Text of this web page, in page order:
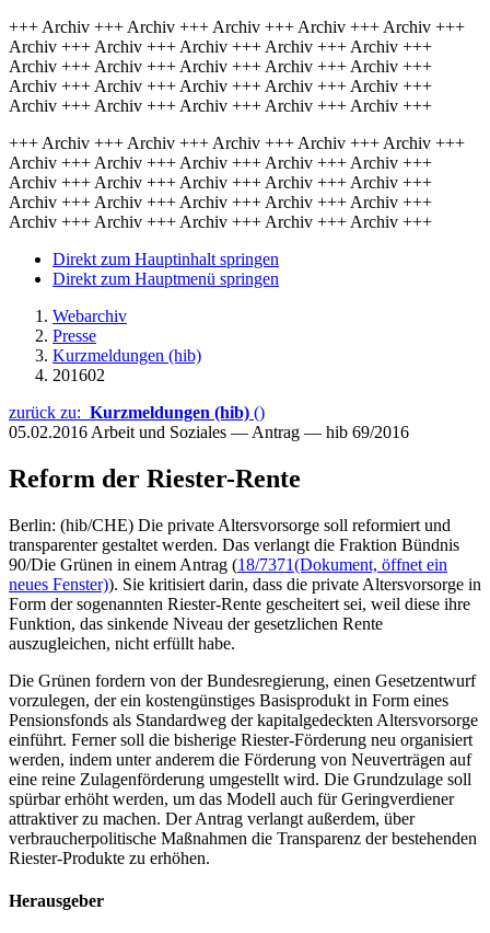
+++ Archiv +++ Archiv +++ Archiv +++ Archiv +++ Archiv +++
Archiv +++ Archiv +++ Archiv +++ Archiv +++ Archiv +++
Archiv +++ Archiv +++ Archiv +++ Archiv +++ Archiv +++
Archiv +++ Archiv +++ Archiv +++ Archiv +++ Archiv +++
Archiv +++ Archiv +++ Archiv +++ Archiv +++ Archiv +++
+++ Archiv +++ Archiv +++ Archiv +++ Archiv +++ Archiv +++
Archiv +++ Archiv +++ Archiv +++ Archiv +++ Archiv +++
Archiv +++ Archiv +++ Archiv +++ Archiv +++ Archiv +++
Archiv +++ Archiv +++ Archiv +++ Archiv +++ Archiv +++
Archiv +++ Archiv +++ Archiv +++ Archiv +++ Archiv +++
Direkt zum Hauptinhalt springen
Direkt zum Hauptmenü springen
Webarchiv
Presse
Kurzmeldungen (hib)
201602
zurück zu: Kurzmeldungen (hib) ()
05.02.2016 Arbeit und Soziales — Antrag — hib 69/2016
Reform der Riester-Rente
Berlin: (hib/CHE) Die private Altersvorsorge soll reformiert und
transparenter gestaltet werden. Das verlangt die Fraktion Bündnis
90/Die Grünen in einem Antrag (18/7371(Dokument, öffnet ein
neues Fenster)). Sie kritisiert darin, dass die private Altersvorsorge in
Form der sogenannten Riester-Rente gescheitert sei, weil diese ihre
Funktion, das sinkende Niveau der gesetzlichen Rente
auszugleichen, nicht erfüllt habe.
Die Grünen fordern von der Bundesregierung, einen Gesetzentwurf
vorzulegen, der ein kostengünstiges Basisprodukt in Form eines
Pensionsfonds als Standardweg der kapitalgedeckten Altersvorsorge
einführt. Ferner soll die bisherige Riester-Förderung neu organisiert
werden, indem unter anderem die Förderung von Neuverträgen auf
eine reine Zulagenförderung umgestellt wird. Die Grundzulage soll
spürbar erhöht werden, um das Modell auch für Geringverdiener
attraktiver zu machen. Der Antrag verlangt außerdem, über
verbraucherpolitische Maßnahmen die Transparenz der bestehenden
Riester-Produkte zu erhöhen.
Herausgeber